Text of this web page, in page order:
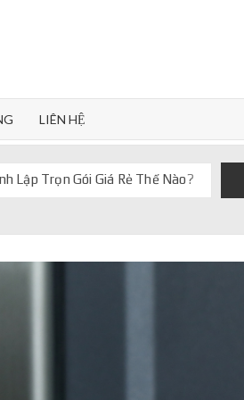
LIÊN HỆ
Lập Trọn Gói Giá Rẻ Thế Nào?